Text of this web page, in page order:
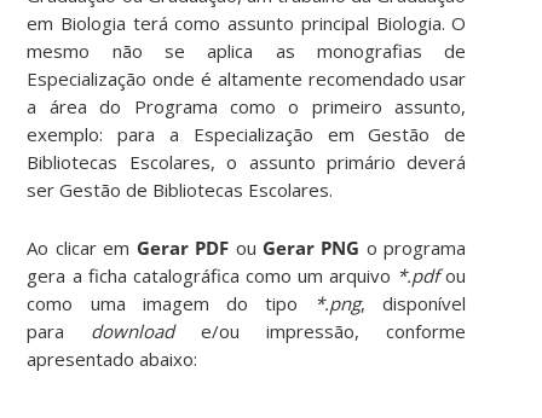
em Biologia terá como assunto principal Biologia. O
mesmo não se aplica as monografias de
Especialização onde é altamente recomendado usar
a área do Programa como o primeiro assunto,
exemplo: para a Especialização em Gestão de
Bibliotecas Escolares, o assunto primário deverá
ser Gestão de Bibliotecas Escolares.
Ao clicar em Gerar PDF ou Gerar PNG o programa
gera a ficha catalográfica como um arquivo *.pdfou
como uma imagem do tipo *.png, disponível
para downloade/ou impressão, conforme
apresentado abaixo: